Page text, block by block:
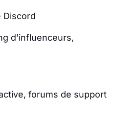
Discord
d’influenceurs,
forums de support